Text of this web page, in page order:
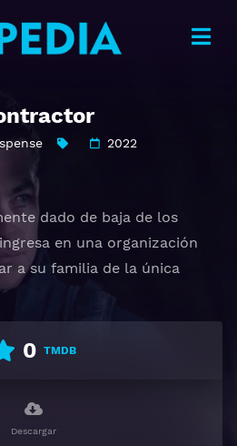
2022
dado de baja de los
en una organización
a su familia de la única
0 TMDB
Descargar